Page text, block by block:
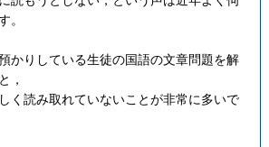
。
かりしている生徒の国語の文章問題を解
，
く読み取れていないことが非常に多いで